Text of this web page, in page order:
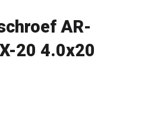
AR-
20 4.0x20